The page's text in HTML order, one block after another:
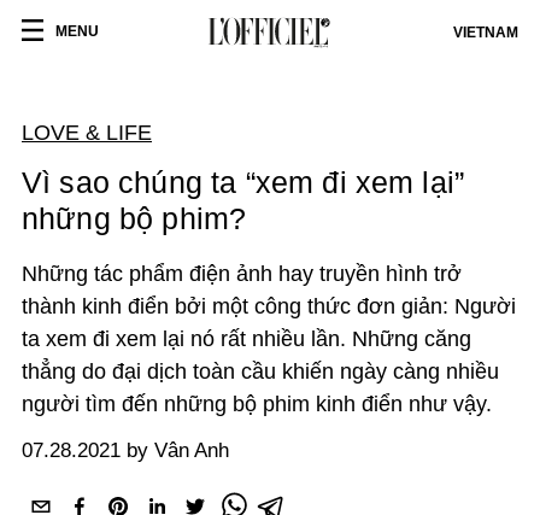
MENU VIETNAM
LOVE & LIFE
Vì sao chúng ta “xem đi xem lại”
những bộ phim?
Những tác phẩm điện ảnh hay truyền hình trở
thành kinh điển bởi một công thức đơn giản: Người
ta xem đi xem lại nó rất nhiều lần. Những căng
thẳng do đại dịch toàn cầu khiến ngày càng nhiều
người tìm đến những bộ phim kinh điển như vậy.
07.28.2021 by Vân Anh